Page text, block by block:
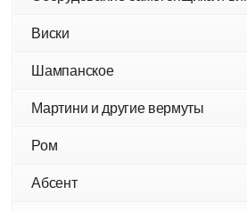
Виски
Шампанское
Мартини и другие вермуты
Ром
Абсент